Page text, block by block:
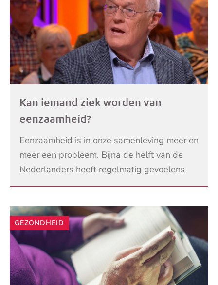
Kan iemand ziek worden van
eenzaamheid?
Eenzaamheid is in onze samenleving meer en
meer een probleem. Bijna de helft van de
Nederlanders heeft regelmatig gevoelens
van eenzaamheid. Maar is het mogelijk om
LEES VERDER
GEZONDHEID